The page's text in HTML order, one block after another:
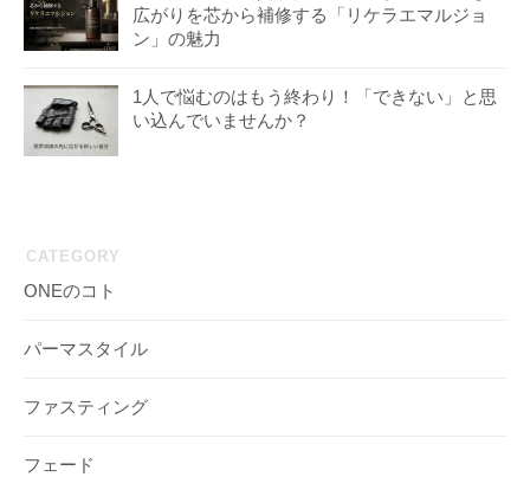
広がりを芯から補修する「リケラエマルジョ
ン」の魅力
1人で悩むのはもう終わり！「できない」と思
い込んでいませんか？
CATEGORY
ONEのコト
パーマスタイル
ファスティング
フェード